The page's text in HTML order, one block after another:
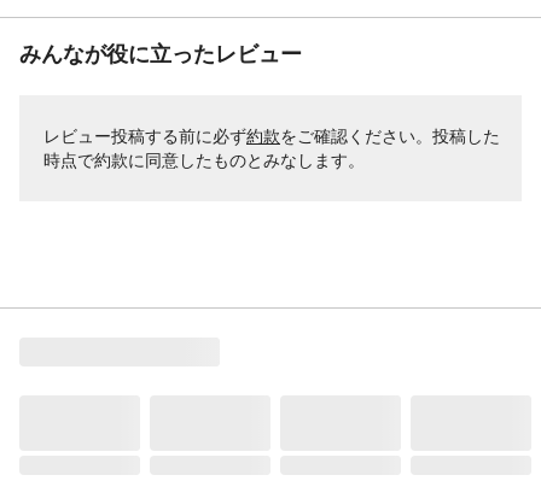
みんなが役に立ったレビュー
レビュー投稿する前に必ず約款をご確認ください。投稿した
時点で約款に同意したものとみなします。